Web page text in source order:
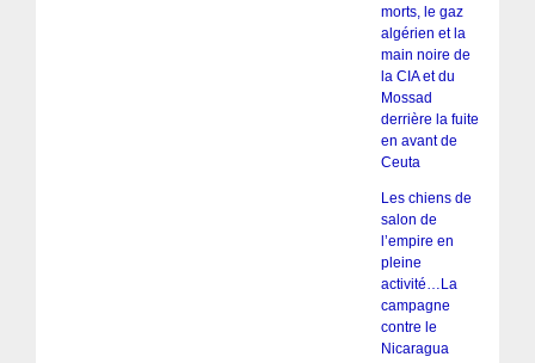
morts, le gaz
algérien et la
main noire de
la CIA et du
Mossad
derrière la fuite
en avant de
Ceuta
Les chiens de
salon de
l’empire en
pleine
activité…La
campagne
contre le
Nicaragua